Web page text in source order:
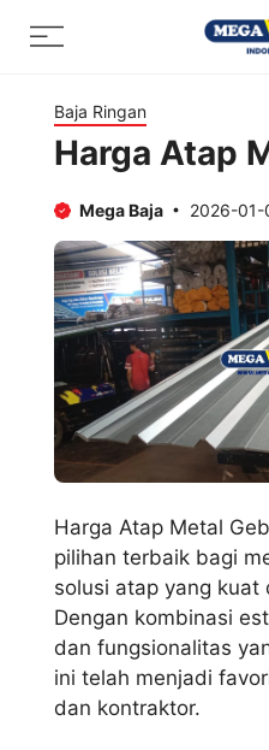
Menu
Baja Ringan
Harga Atap
Mega Baja 2026-01-
Harga Atap Metal
pilihan terbaik bagi
solusi atap yang kuat
Dengan kombinasi
dan fungsionalitas
ini telah menjadi
dan kontraktor.